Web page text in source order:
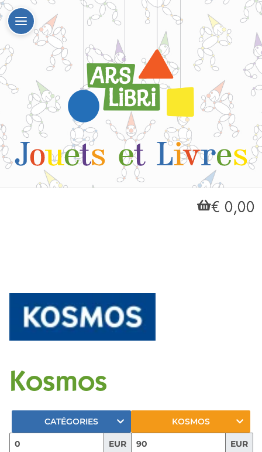
€ 0,00
Kosmos
CATÉGORIES KOSMOS
EUR EUR